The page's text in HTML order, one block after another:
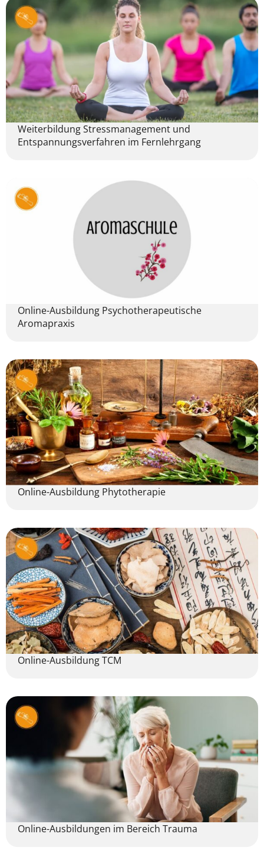
Weiterbildung Stressmanagement und
Entspannungsverfahren im Fernlehrgang
Online-Ausbildung Psychotherapeutische
Aromapraxis
Online-Ausbildung Phytotherapie
Online-Ausbildung TCM
Online-Ausbildungen im Bereich Trauma